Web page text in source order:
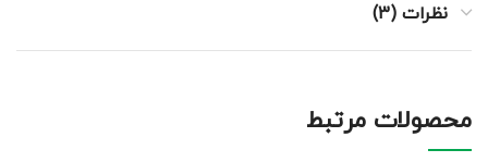
نظرات (3)
محصولات مرتبط